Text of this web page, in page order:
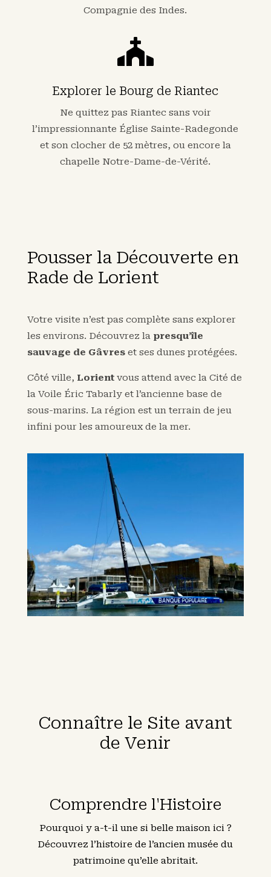
Compagnie des Indes.

Explorer le Bourg de Riantec
Ne quittez pas Riantec sans voir
l’impressionnante Église Sainte-Radegonde
et son clocher de 52 mètres, ou encore la
chapelle Notre-Dame-de-Vérité.
Pousser la Découverte en
Rade de Lorient
Votre visite n’est pas complète sans explorer
les environs. Découvrez la presqu’île
sauvage de Gâvreset ses dunes protégées.
Côté ville, Lorientvous attend avec la Cité de
la Voile Éric Tabarly et l’ancienne base de
sous-marins. La région est un terrain de jeu
infini pour les amoureux de la mer.
Connaître le Site avant
de Venir
Comprendre l'Histoire
Pourquoi y a-t-il une si belle maison ici ?
Découvrez l’histoire de l’ancien musée du
patrimoine qu’elle abritait.